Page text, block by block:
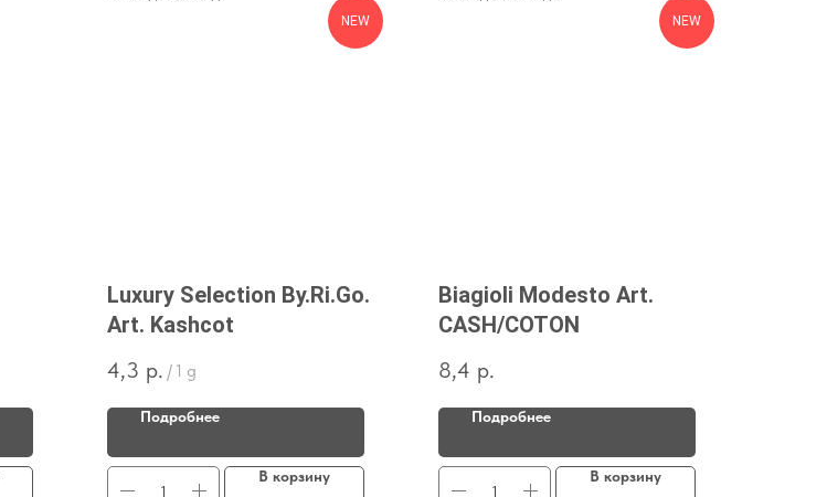
NEW
Luxury Selection By.Ri.Go.
Art. Kashcot
4,3 р. / 1 g
Подробнее
В корзину
NEW
Biagioli Modesto Art.
CASH/COTON
8,4 р.
Подробнее
В корзину